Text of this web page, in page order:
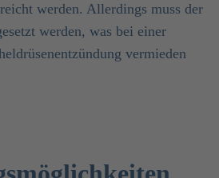
werden. Allerdings muss der
werden, was bei einer
vermieden